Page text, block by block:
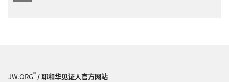
JW.ORG® / 耶和华见证人官方网站